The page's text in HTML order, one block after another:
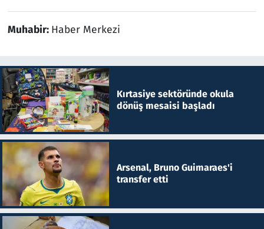
Muhabir: Haber Merkezi
Kırtasiye sektöründe okula
dönüş mesaisi başladı
Arsenal, Bruno Guimaraes'i
transfer etti